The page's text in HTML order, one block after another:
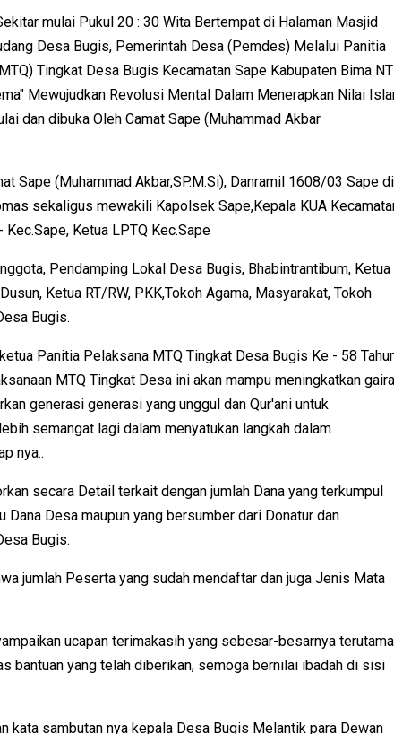
mulai Pukul 20 : 30 Wita Bertempat di Halaman Masjid
Desa Bugis, Pemerintah Desa (Pemdes) Melalui Panitia
Tingkat Desa Bugis Kecamatan Sape Kabupaten Bima
Mewujudkan Revolusi Mental Dalam Menerapkan Nilai
dan dibuka Oleh Camat Sape (Muhammad Akbar
Sape (Muhammad Akbar,SP.M.Si), Danramil 1608/03 Sape di
sekaligus mewakili Kapolsek Sape,Kepala KUA
Ketua LPTQ Kec.Sape
Pendamping Lokal Desa Bugis, Bhabintrantibum, Ketua
Ketua RT/RW, PKK,Tokoh Agama, Masyarakat, Tokoh
Bugis.
Panitia Pelaksana MTQ Tingkat Desa Bugis Ke - 58
MTQ Tingkat Desa ini akan mampu meningkatkan
generasi generasi yang unggul dan Qur'ani untuk
semangat lagi dalam menyatukan langkah dalam
nya..
secara Detail terkait dengan jumlah Dana yang terkumpul
Dana Desa maupun yang bersumber dari Donatur dan
Bugis.
jumlah Peserta yang sudah mendaftar dan juga Jenis Mata
ucapan terimakasih yang sebesar-besarnya terutama
bantuan yang telah diberikan, semoga bernilai ibadah di sisi
kata sambutan nya kepala Desa Bugis Melantik para Dewan